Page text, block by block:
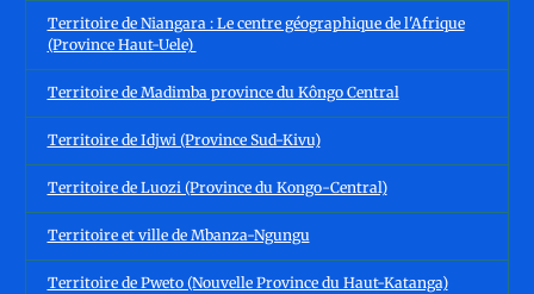
Territoire de Niangara : Le centre géographique de l'Afrique
(Province Haut-Uele)
Territoire de Madimba province du Kôngo Central
Territoire de Idjwi (Province Sud-Kivu)
Territoire de Luozi (Province du Kongo-Central)
Territoire et ville de Mbanza-Ngungu
Territoire de Pweto (Nouvelle Province du Haut-Katanga)